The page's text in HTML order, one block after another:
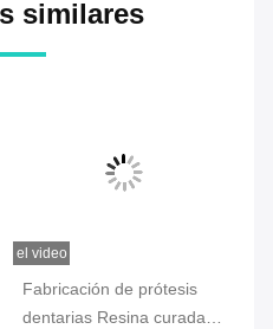
similares
el video
Fabricación de prótesis
dentarias Resina curada